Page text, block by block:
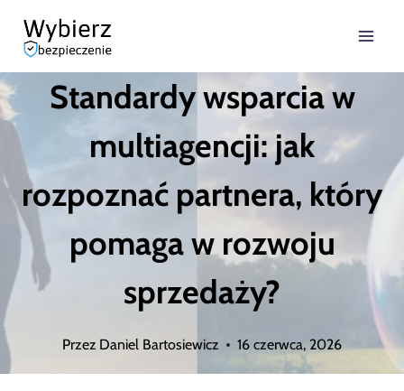
Przejdź
treści
Standardy wsparcia w
multiagencji: jak
rozpoznać partnera, który
pomaga w rozwoju
sprzedaży?
Przez Daniel Bartosiewicz 16 czerwca, 2026